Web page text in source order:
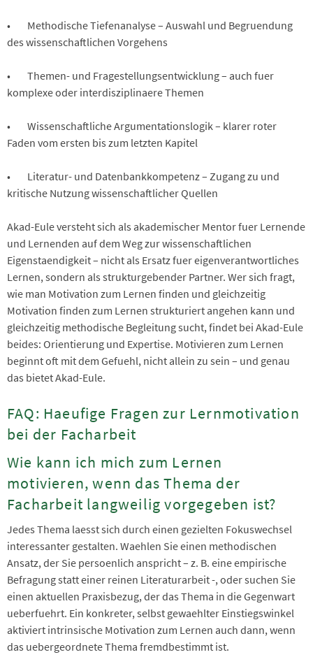
• Methodische Tiefenanalyse – Auswahl und Begruendung
des wissenschaftlichen Vorgehens
• Themen- und Fragestellungsentwicklung – auch fuer
komplexe oder interdisziplinaere Themen
• Wissenschaftliche Argumentationslogik – klarer roter
Faden vom ersten bis zum letzten Kapitel
• Literatur- und Datenbankkompetenz – Zugang zu und
kritische Nutzung wissenschaftlicher Quellen
Akad-Eule versteht sich als akademischer Mentor fuer Lernende
und Lernenden auf dem Weg zur wissenschaftlichen
Eigenstaendigkeit – nicht als Ersatz fuer eigenverantwortliches
Lernen, sondern als strukturgebender Partner. Wer sich fragt,
wie man Motivation zum Lernen finden und gleichzeitig
Motivation finden zum Lernen strukturiert angehen kann und
gleichzeitig methodische Begleitung sucht, findet bei Akad-Eule
beides: Orientierung und Expertise. Motivieren zum Lernen
beginnt oft mit dem Gefuehl, nicht allein zu sein – und genau
das bietet Akad-Eule.
FAQ: Haeufige Fragen zur Lernmotivation
bei der Facharbeit
Wie kann ich mich zum Lernen
motivieren, wenn das Thema der
Facharbeit langweilig vorgegeben ist?
Jedes Thema laesst sich durch einen gezielten Fokuswechsel
interessanter gestalten. Waehlen Sie einen methodischen
Ansatz, der Sie persoenlich anspricht – z. B. eine empirische
Befragung statt einer reinen Literaturarbeit -, oder suchen Sie
einen aktuellen Praxisbezug, der das Thema in die Gegenwart
ueberfuehrt. Ein konkreter, selbst gewaehlter Einstiegswinkel
aktiviert intrinsische Motivation zum Lernen auch dann, wenn
das uebergeordnete Thema fremdbestimmt ist.